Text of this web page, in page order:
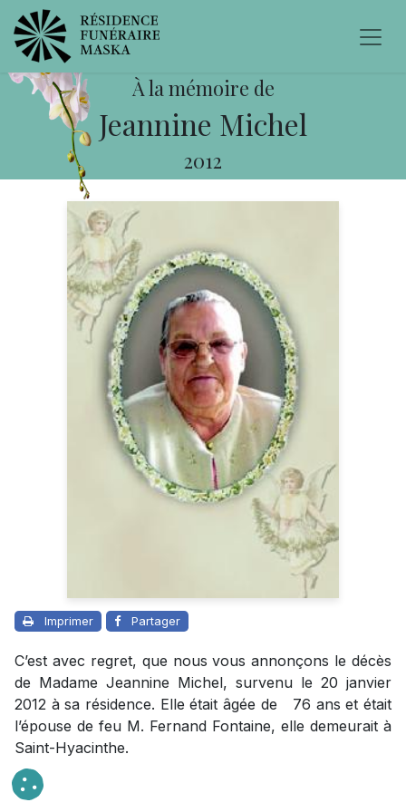
À la mémoire de
Jeannine Michel
2012
Imprimer Partager
C’est avec regret, que nous vous annonçons le décès
de Madame Jeannine Michel, survenu le 20 janvier
2012 à sa résidence. Elle était âgée de 76 ans et était
l’épouse de feu M. Fernand Fontaine, elle demeurait à
Saint-Hyacinthe.